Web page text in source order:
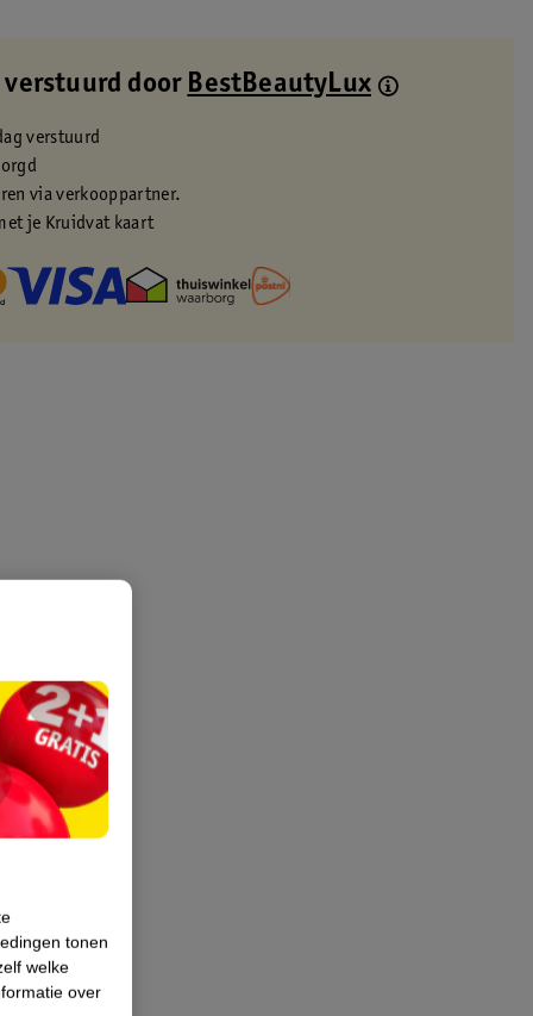
verstuurd door BestBeautyLux
verstuurd
via verkooppartner.
je Kruidvat kaart
tonen
welke
over